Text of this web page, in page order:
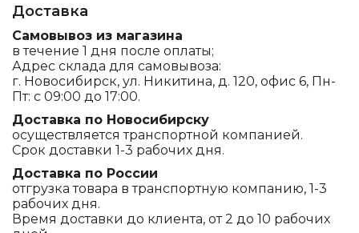
Доставка
Самовывоз из магазина
в течение 1 дня после оплаты;
Адрес склада для самовывоза:
г. Новосибирск, ул. Никитина, д. 120, офис 6, Пн-
Пт: с 09:00 до 17:00.
Доставка по Новосибирску
осуществляется транспортной компанией.
Срок доставки 1-3 рабочих дня.
Доставка по России
отгрузка товара в транспортную компанию, 1-3
рабочих дня.
Время доставки до клиента, от 2 до 10 рабочих